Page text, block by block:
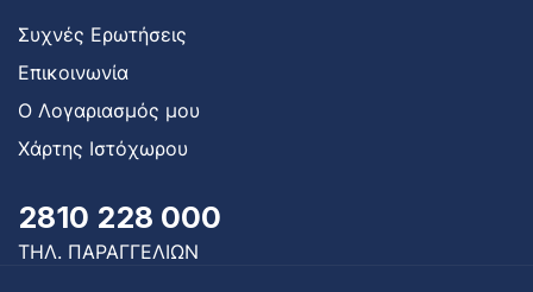
Συχνές Ερωτήσεις
Επικοινωνία
Ο Λογαριασμός μου
Χάρτης Ιστόχωρου
2810 228 000
ΤΗΛ. ΠΑΡΑΓΓΕΛΙΩΝ